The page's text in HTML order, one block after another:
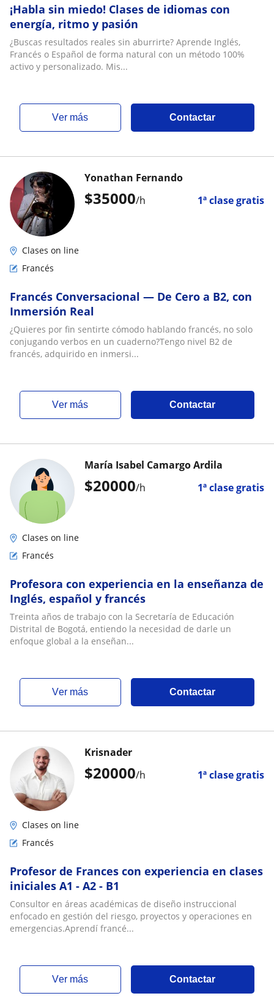
¡Habla sin miedo! Clases de idiomas con
energía, ritmo y pasión
¿Buscas resultados reales sin aburrirte? Aprende Inglés,
Francés o Español de forma natural con un método 100%
activo y personalizado. Mis...
ver más Contactar
$35000/h 1ª clase gratis
Yonathan Fernando
Clases on line
Francés
Francés Conversacional — De Cero a B2, con
Inmersión Real
¿Quieres por fin sentirte cómodo hablando francés, no solo
conjugando verbos en un cuaderno?Tengo nivel B2 de
francés, adquirido en inmersi...
ver más Contactar
$20000/h 1ª clase gratis
María Isabel Camargo Ardila
Clases on line
Francés
Profesora con experiencia en la enseñanza de
Inglés, español y francés
Treinta años de trabajo con la Secretaría de Educación
Distrital de Bogotá, entiendo la necesidad de darle un
enfoque global a la enseñan...
ver más Contactar
$20000/h 1ª clase gratis
Krisnader
Clases on line
Francés
Profesor de Frances con experiencia en clases
iniciales A1 - A2 - B1
Consultor en áreas académicas de diseño instruccional
enfocado en gestión del riesgo, proyectos y operaciones en
emergencias.Aprendí francé...
ver más Contactar